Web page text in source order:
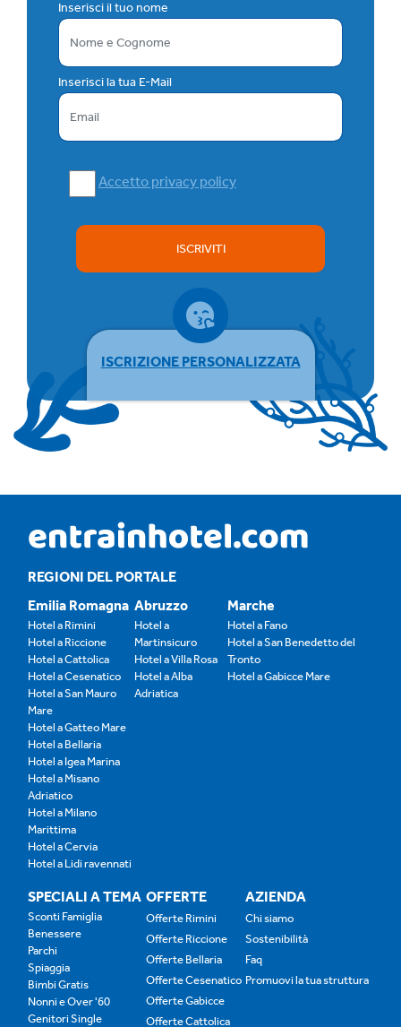
Inserisci il tuo nome
Inserisci la tua E-Mail
Accetto privacy policy
ISCRIVITI
ISCRIZIONE PERSONALIZZATA
REGIONI DEL PORTALE
Emilia Romagna
Hotel a Rimini
Hotel a Riccione
Hotel a Cattolica
Hotel a Cesenatico
Hotel a San Mauro
Mare
Hotel a Gatteo Mare
Hotel a Bellaria
Hotel a Igea Marina
Hotel a Misano
Adriatico
Hotel a Milano
Marittima
Hotel a Cervia
Hotel a Lidi ravennati
Abruzzo
Hotel a
Martinsicuro
Hotel a Villa Rosa
Hotel a Alba
Adriatica
Marche
Hotel a Fano
Hotel a San Benedetto del
Tronto
Hotel a Gabicce Mare
SPECIALI A TEMA
Sconti Famiglia
Benessere
Parchi
Spiaggia
Bimbi Gratis
Nonni e Over '60
Genitori Single
OFFERTE
Offerte Rimini
Offerte Riccione
Offerte Bellaria
Offerte Cesenatico
Offerte Gabicce
Offerte Cattolica
AZIENDA
Chi siamo
Sostenibilità
Faq
Promuovi la tua struttura